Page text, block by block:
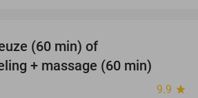
(60 min) of
+ massage (60 min)
9.9 star